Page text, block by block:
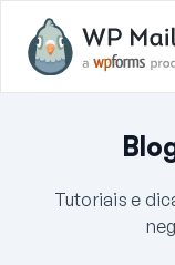
Tutoriais e